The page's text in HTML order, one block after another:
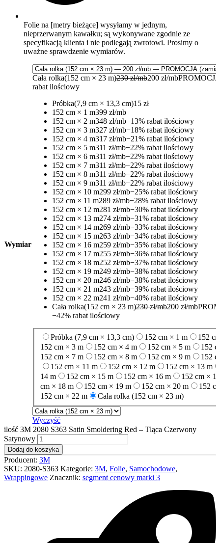
Folie na [metry bieżące] wysyłamy w jednym,
nieprzerwanym kawałku; są wykonywane zgodnie ze
specyfikacją klienta i nie podlegają zwrotowi. Prosimy o
uważne sprawdzenie wymiarów.
Wymiar
Cała rolka(152 cm × 23 m)230 zł/mb200 zł/mb
rabat ilościowy
Próbka(7,9 cm × 13,3 cm)15 zł
152 cm × 1 m399 zł/mb
152 cm × 2 m348 zł/mb−13% rabat ilościowy
152 cm × 3 m327 zł/mb−18% rabat ilościowy
152 cm × 4 m317 zł/mb−21% rabat ilościowy
152 cm × 5 m311 zł/mb−22% rabat ilościowy
152 cm × 6 m311 zł/mb−22% rabat ilościowy
152 cm × 7 m311 zł/mb−22% rabat ilościowy
152 cm × 8 m311 zł/mb−22% rabat ilościowy
152 cm × 9 m311 zł/mb−22% rabat ilościowy
152 cm × 10 m299 zł/mb−25% rabat ilościowy
152 cm × 11 m289 zł/mb−28% rabat ilościowy
152 cm × 12 m281 zł/mb−30% rabat ilościowy
152 cm × 13 m274 zł/mb−31% rabat ilościowy
152 cm × 14 m269 zł/mb−33% rabat ilościowy
152 cm × 15 m263 zł/mb−34% rabat ilościowy
152 cm × 16 m259 zł/mb−35% rabat ilościowy
152 cm × 17 m255 zł/mb−36% rabat ilościowy
152 cm × 18 m252 zł/mb−37% rabat ilościowy
152 cm × 19 m249 zł/mb−38% rabat ilościowy
152 cm × 20 m246 zł/mb−38% rabat ilościowy
152 cm × 21 m243 zł/mb−39% rabat ilościowy
152 cm × 22 m241 zł/mb−40% rabat ilościowy
Cała rolka(152 cm × 23 m)230 zł/mb200 zł/mb
−42% rabat ilościowy
Próbka (7,9 cm × 13,3 cm) 152 cm × 1 m
152
152 cm × 3 m
152 cm × 4 m 152 cm × 5 m
152
152 cm × 7 m
152 cm × 8 m 152 cm × 9 m
152
152 cm × 11 m
152 cm × 12 m
152 cm × 13 m
14 m
152 cm × 15 m 152 cm × 16 m
152 cm ×
cm × 18 m
152 cm × 19 m 152 cm × 20 m
152
152 cm × 22 m
Cała rolka (152 cm × 23 m)
Wyczyść
ilość 3M 2080 S363 Satin Smoldering Red – Tląca Czerwony
Satynowy
Dodaj do koszyka
Producent: 3M
SKU: 2080-S363 Kategorie: 3M, Folie, Samochodowe,
Wrappingowe Znacznik: segment cenowy marki 3